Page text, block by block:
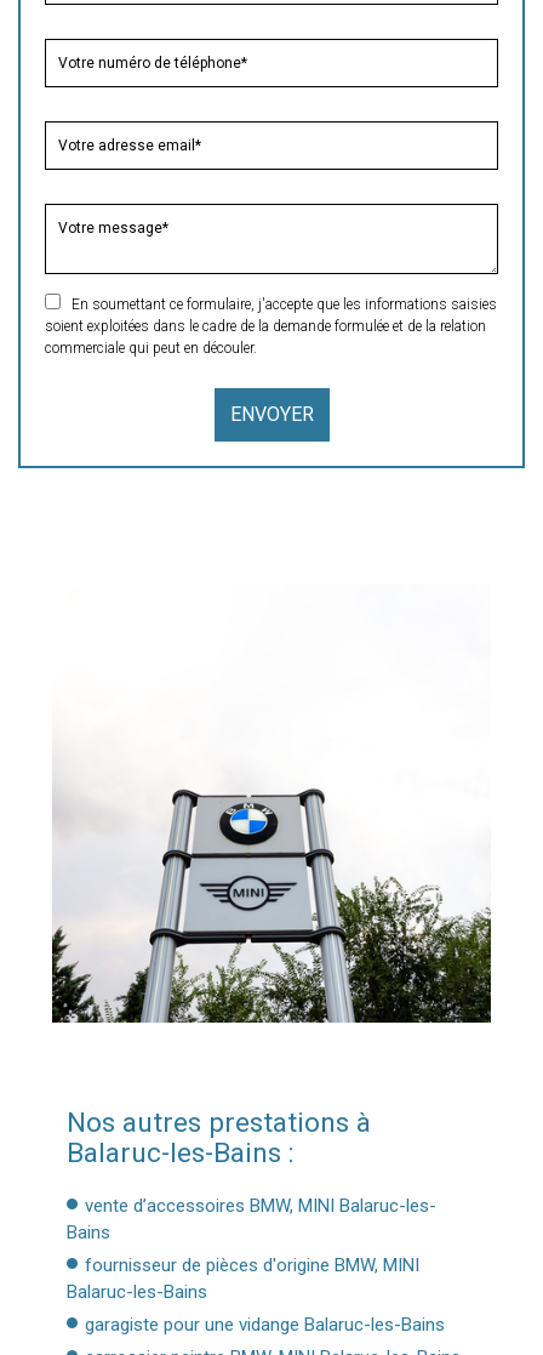
En soumettant ce formulaire, j'accepte que les informations saisies
soient exploitées dans le cadre de la demande formulée et de la relation
commerciale qui peut en découler.
Nos autres prestations à
Balaruc-les-Bains :
vente d’accessoires BMW, MINI Balaruc-les-
Bains
fournisseur de pièces d'origine BMW, MINI
Balaruc-les-Bains
garagiste pour une vidange Balaruc-les-Bains